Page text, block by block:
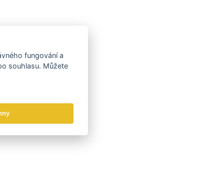
fungování a
souhlasu. Můžete